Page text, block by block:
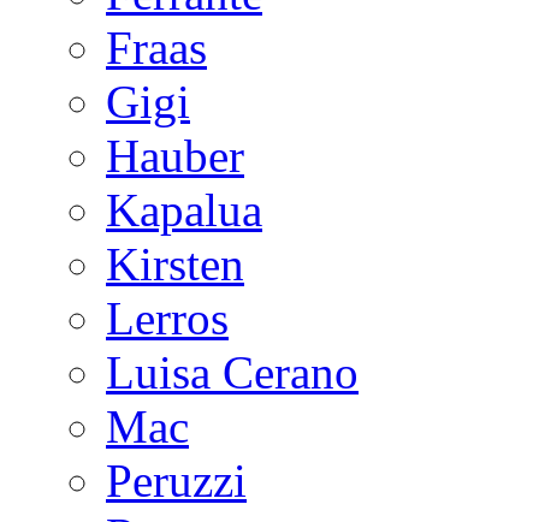
Fraas
Gigi
Hauber
Kapalua
Kirsten
Lerros
Luisa Cerano
Mac
Peruzzi